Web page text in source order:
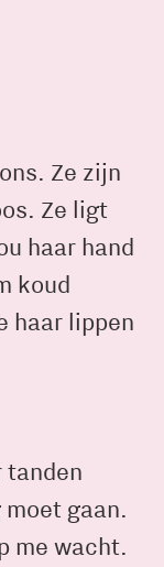
Ze zijn
Ze ligt
haar hand
koud
haar lippen
gaan.
me wacht.